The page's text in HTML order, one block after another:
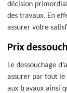
décision
des travaux. En
assurer votre
Prix
Le dessouchage
assurer par tout le
aux travaux ainsi